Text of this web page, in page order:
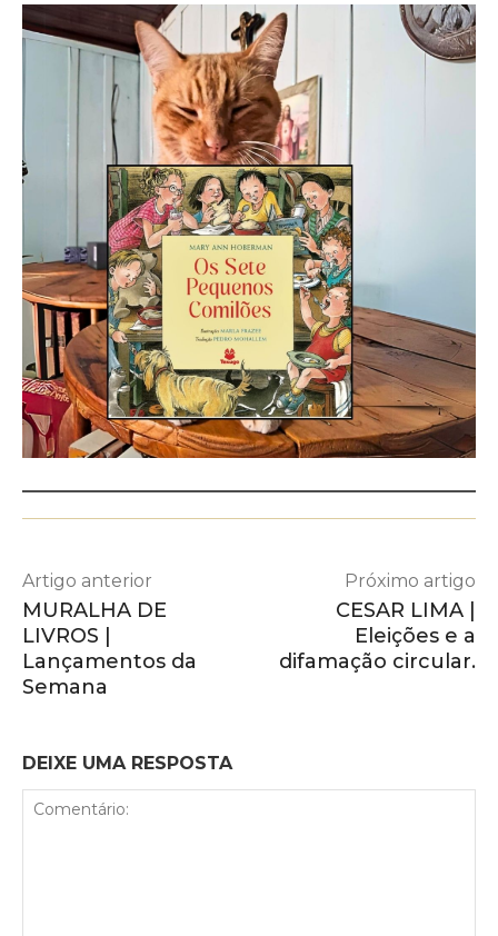
Artigo anterior
MURALHA DE
LIVROS |
Lançamentos da
Semana
Próximo artigo
CESAR LIMA |
Eleições e a
difamação circular.
DEIXE UMA RESPOSTA